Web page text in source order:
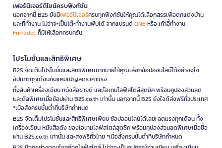
เฟอร์นิเจอร์ดีไซน์ครบฟังก์ชั่น
นอกจากนี้ B2S ยังมีเฟอร์นิเจอร์ครบทุกฟังก์ชันให้คุณได้เลือกสรรเพื่อตกแต่งบ้าน
และที่ทำงาน ไม่ว่าจะเป็นโต๊ะทำงานพับได้ จากแบรนด์ONEหรือ เก้าอี้ทำงาน
Furradecก็มีให้เลือกครบครัน
โปรโมชั่นและสิทธิพิเศษ
B2S จัดเต็มโปรโมชั่นและสิทธิพิเศษมากมายให้คุณเลือกช้อปออนไลน์ได้อย่างจุใจ
อัปเดตทุกเดือนกับแคมเปญลดราคาแรง
ทั้งสินค้าเครื่องเขียน หนังสือขายดี และไอเทมไลฟ์สไตล์สุดชิค พร้อมคูปองส่วนลด
และดีลพิเศษเมื่อช้อปผ่าน B2S.co.th เท่านั้น นอกจากนี้ B2S ยังใจดีส่งฟรีทั่วประเทศ
*เมื่อสั่งครบขั้นต่ำที่บริษัทกำหนด
B2S จัดเต็มโปรโมชั่นและสิทธิพิเศษเพียบ ช้อปออนไลน์ได้เลย! ลดแรงทุกเดือน ทั้ง
เครื่องเขียน หนังสือดัง ของไอเทมไลฟ์สไตล์สุดชิค พร้อมคูปองส่วนลดพิเศษเมื่อซื้อ
ผ่าน B2S.co.th เท่านั้น และส่งฟรีทั่วไทย *เมื่อสั่งครบขั้นต่ำที่บริษัทกำหนด